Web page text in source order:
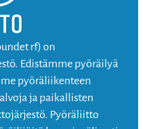
rf) on
Edistämme pyöräilyä
pyöräliikenteen
ja paikallisten
Pyöräliitto